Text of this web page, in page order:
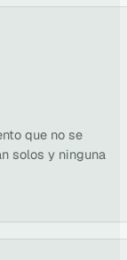
que no se
solos y ninguna